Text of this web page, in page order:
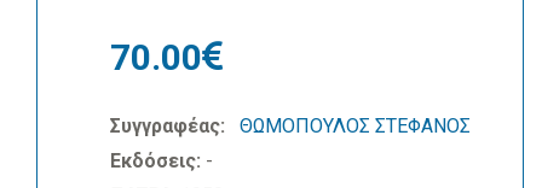
70.00
Συγγραφέας:
ΘΩΜΟΠΟΥΛΟΣ ΣΤΕΦΑΝΟΣ
Εκδόσεις: -